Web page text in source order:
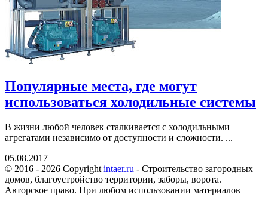
Популярные места, где могут
использоваться холодильные системы
В жизни любой человек сталкивается с холодильными
агрегатами независимо от доступности и сложности. ...
05.08.2017
© 2016 - 2026 Copyrightintaer.ru - Cтроительство загородных
домов, благоустройство территории, заборы, ворота.
Авторское право. При любом использовании материалов